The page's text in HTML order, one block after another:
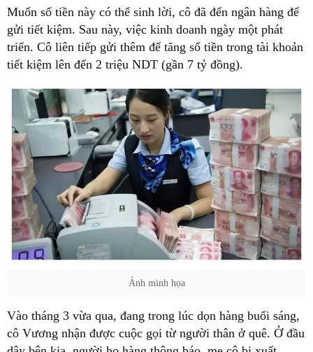
Muốn số tiền này có thể sinh lời, cô đã đến ngân hàng để
gửi tiết kiệm. Sau này, việc kinh doanh ngày một phát
triển. Cô liên tiếp gửi thêm để tăng số tiền trong tài khoản
tiết kiệm lên đến 2 triệu NDT (gần 7 tỷ đồng).
Ảnh minh họa
Vào tháng 3 vừa qua, đang trong lúc dọn hàng buổi sáng,
cô Vương nhận được cuộc gọi từ người thân ở quê. Ở đầu